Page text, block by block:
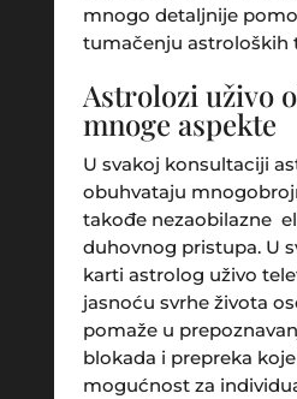
mnogo detaljnije
tumačenju astroloških
Astrolozi uživo
mnoge aspekte
U svakoj konsultaciji
obuhvataju
takođe nezaobilazne
duhovnog pristupa. U
karti astrolog uživo
jasnoću svrhe života
pomaže u
blokada i prepreka
mogućnost za